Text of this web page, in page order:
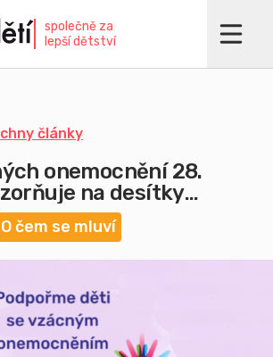
společně za
lepší dětství
články
onemocnění 28.
na desítky
O čem se mluví